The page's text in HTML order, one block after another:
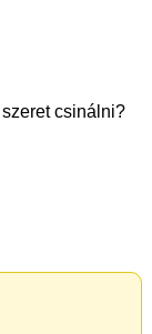
csinálni?